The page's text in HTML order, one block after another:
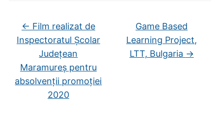
← Film realizat de
Inspectoratul Școlar
Județean
Maramureș pentru
absolvenții promoției
2020
Game Based
Learning Project,
LTT, Bulgaria →